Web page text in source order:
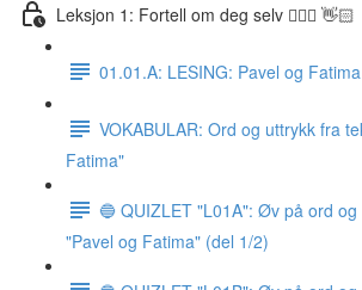
Leksjon 1: Fortell om deg selv 🙋🏽‍♀️ 👋🏻
01.01.A: LESING: Pavel og Fatima
VOKABULAR: Ord og uttrykk fra
Fatima"
🔵 QUIZLET "L01A": Øv på ord
"Pavel og Fatima" (del 1/2)